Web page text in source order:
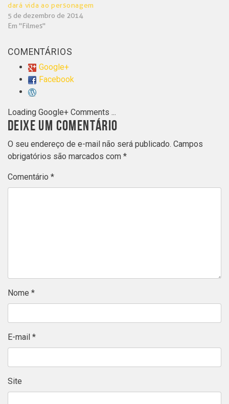
dará vida ao personagem
5 de dezembro de 2014
Em "Filmes"
COMENTÁRIOS
Google+
Facebook
Loading Google+ Comments ...
DEIXE UM COMENTÁRIO
O seu endereço de e-mail não será publicado. Campos
obrigatórios são marcados com *
Comentário *
Nome *
E-mail *
Site